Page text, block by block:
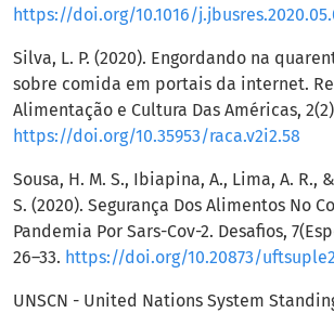
https://doi.org/10.1016/
Silva, L. P. (2020). Engordando na
sobre comida em portais da internet.
Alimentação e Cultura Das Américas,
https://doi.org/10.35953/raca.v2i2.58
Sousa, H. M. S., Ibiapina, A., Lima, A. R.,
S. (2020). Segurança Dos Alimentos No
Pandemia Por Sars-Cov-2. Desafios,
26–33. https://doi.org/10.20873/
UNSCN - United Nations System